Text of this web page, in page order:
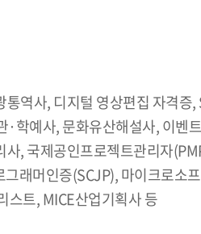
역사, 디지털 영상편집 자격
예사, 문화유산해설사, 이벤
, 국제공인프로젝트관리자
래머인증(SCJP), 마이크로소
스트, MICE산업기획사 등